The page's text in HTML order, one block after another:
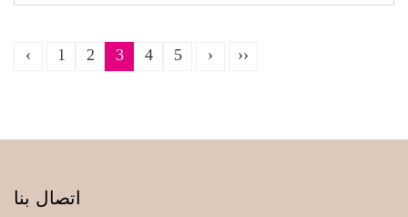
‹ 1 2 3 4 5 › ››
اتصال بنا